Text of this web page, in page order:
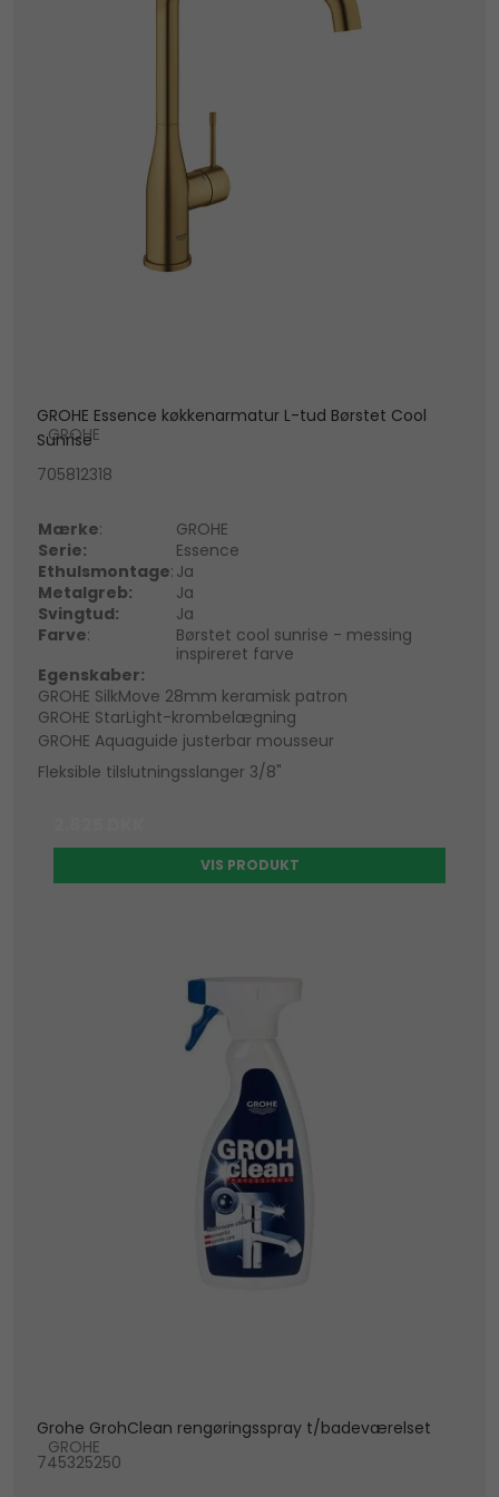
GROHE Essence køkkenarmatur L-tud Børstet Cool
Sunrise
GROHE
705812318
Mærke:
GROHE
Serie:
Essence
Ethulsmontage: Ja
Metalgreb:
Ja
Svingtud:
Ja
Farve:
Børstet cool sunrise - messing
inspireret farve
Egenskaber:
GROHE SilkMove 28mm keramisk patron
GROHE StarLight-krombelægning
GROHE Aquaguide justerbar mousseur
Fleksible tilslutningsslanger 3/8"
VIS PRODUKT
Grohe GrohClean rengøringsspray t/badeværelset
GROHE
745325250